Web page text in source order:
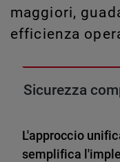
maggiori,
efficienza
Sicurezza
L'approccio
semplifica